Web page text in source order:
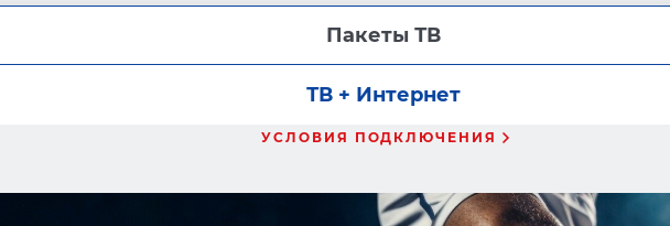
Пакеты ТВ
ТВ + Интернет
УСЛОВИЯ ПОДКЛЮЧЕНИЯ